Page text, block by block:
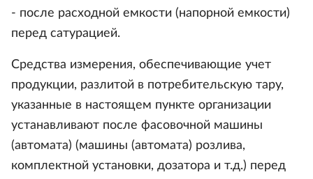
- после расходной емкости (напорной емкости)
перед сатурацией.
Средства измерения, обеспечивающие учет
продукции, разлитой в потребительскую тару,
указанные в настоящем пункте организации
устанавливают после фасовочной машины
(автомата) (машины (автомата) розлива,
комплектной установки, дозатора и т.д.) перед